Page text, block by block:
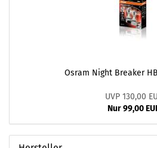
Osram Night Breaker
UVP 130,00
Nur 99,00